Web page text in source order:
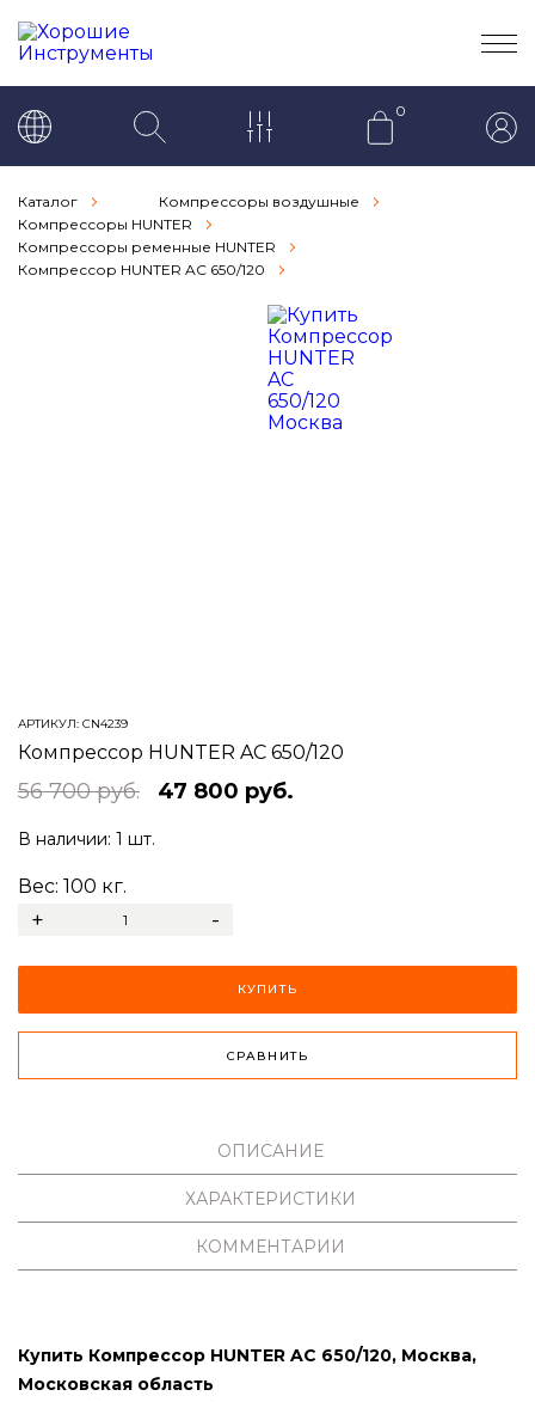
0
Каталог
Компрессоры воздушные
Компрессоры HUNTER
Компрессоры ременные HUNTER
Компрессор HUNTER AC 650/120
АРТИКУЛ: CN4239
Компрессор HUNTER AC 650/120
56 700 руб. 47 800 руб.
В наличии: 1 шт.
Вес: 100 кг.
+ -
КУПИТЬ
СРАВНИТЬ
ОПИСАНИЕ
ХАРАКТЕРИСТИКИ
КОММЕНТАРИИ
Купить Компрессор HUNTER AC 650/120, Москва,
Московская область